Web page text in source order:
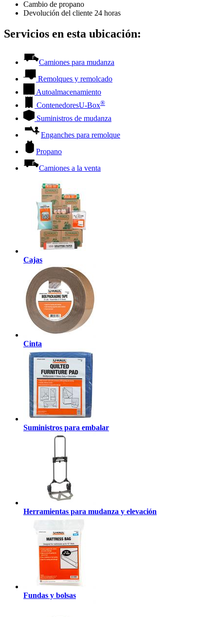
Cambio de propano
Devolución del cliente 24 horas
Servicios en esta ubicación:
Camiones para mudanza
Remolques y remolcado
Autoalmacenamiento
ContenedoresU-Box®
Suministros de mudanza
Enganches para remolque
Propano
Camiones a la venta
Cajas
Cinta
Suministros para embalar
Herramientas para mudanza y elevación
Fundas y bolsas